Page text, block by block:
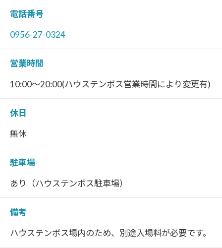
電話番号
0956-27-0324
営業時間
10:00～20:00(ハウステンボス営業時間により変更有)
休日
無休
駐車場
あり（ハウステンボス駐車場）
備考
ハウステンボス場内のため、別途入場料が必要です。